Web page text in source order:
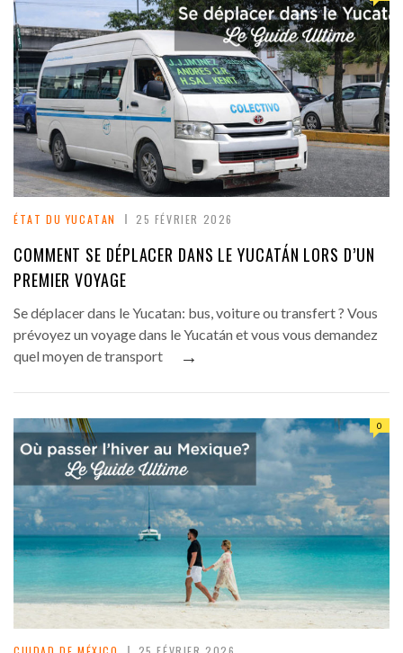
ÉTAT DU YUCATAN 25 FÉVRIER 2026
COMMENT SE DÉPLACER DANS LE YUCATÁN LORS D’UN
PREMIER VOYAGE
Se déplacer dans le Yucatan: bus, voiture ou transfert ? Vous
prévoyez un voyage dans le Yucatán et vous vous demandez
quel moyen de transport
→
0